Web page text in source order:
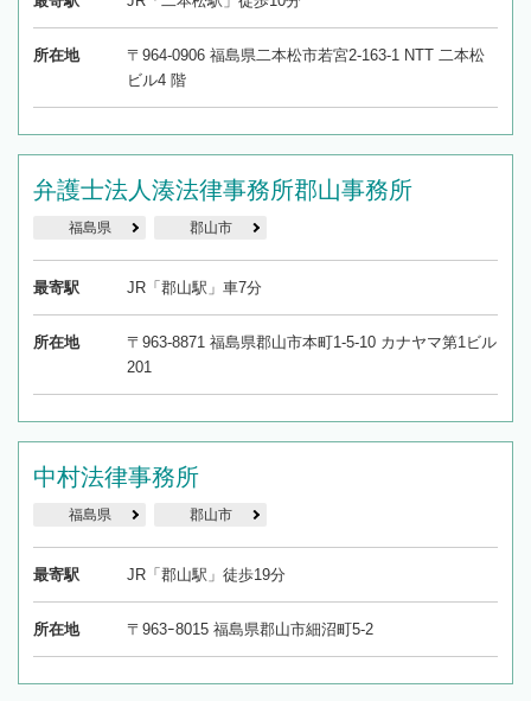
所在地
〒964-0906 福島県二本松市若宮2-163-1 NTT 二本松
ビル4 階
弁護士法人湊法律事務所郡山事務所
福島県 郡山市
最寄駅 JR「郡山駅」車7分
所在地
〒963-8871 福島県郡山市本町1-5-10 カナヤマ第1ビル
201
中村法律事務所
福島県 郡山市
最寄駅 JR「郡山駅」徒歩19分
所在地 〒963ｰ8015 福島県郡山市細沼町5-2